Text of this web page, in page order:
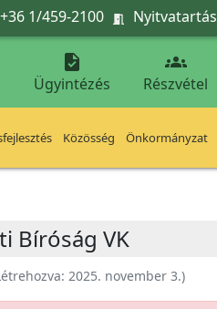
1/459-2100  Nyitvatartás

Ügyintézés

Részvétel
Közösség Önkormányzat
Bíróság VK
2025. november 3.)